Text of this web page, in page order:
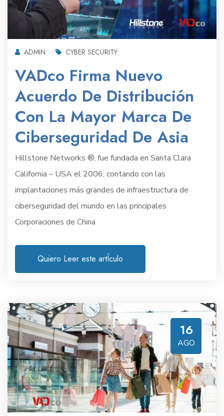
ADMIN CYBER SECURITY
VADco Firma Nuevo
Acuerdo De Distribución
Con La Mayor Marca De
Ciberseguridad De Asia
Hillstone Networks ®, fue fundada en Santa Clara
California – USA el 2006, contando con las
implantaciones más grandes de infraestructura de
ciberseguridad del mundo en las principales
Corporaciones de China
Quiero Leer este artÍculo
16
AGO